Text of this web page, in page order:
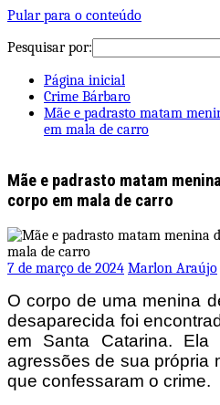
Pular para o conteúdo
Pesquisar por:
Página inicial
Crime Bárbaro
Mãe e padrasto matam
em mala de carro
Mãe e padrasto matam
corpo em mala de carro
7 de março de 2024 Marlon Araújo
O corpo de uma menina
desaparecida foi
em Santa Catarina.
agressões de sua própria
que confessaram o crime.